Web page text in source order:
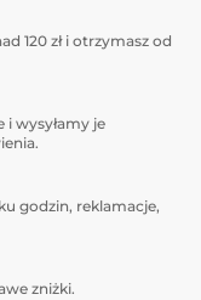
120 zł i otrzymasz od
wysyłamy je
godzin, reklamacje,
zniżki.